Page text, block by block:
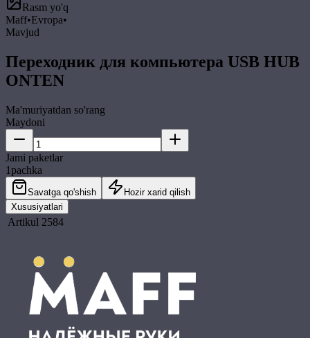
Rasm yo'q
Maff•Evropa•
Mavjud
Переходник для компьютера USB HUB
ONTEN
Ma'muriyatdan so'rang
Maydoni
Jami paketlar
1pachka
Savatga qo'shish
Hozir xarid qilish
Xususiyatlari
Artikul 2584